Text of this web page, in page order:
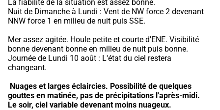
La fiabilité de la situation est assez bonne.
Nuit de Dimanche à Lundi : Vent de NW force 2 devenant
NNW force 1 en milieu de nuit puis SSE.
Mer assez agitée. Houle petite et courte d'ENE. Visibilité
bonne devenant bonne en milieu de nuit puis bonne.
Journée de Lundi 10 août : L'état du ciel restera
changeant.
Nuages et larges éclaircies. Possibilité de quelques
gouttes en matinée, pas de précipitations l'après-midi.
Le soir, ciel variable devenant moins nuageux.